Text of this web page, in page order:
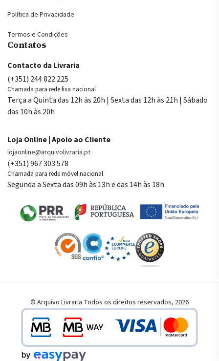
Política de Privacidade
Termos e Condições
Contatos
Contacto da Livraria
(+351) 244 822 225
Chamada para rede fixa nacional
Terça a Quinta das 12h às 20h | Sexta das 12h às 21h | Sábado
das 10h às 20h
Loja Online | Apoio ao Cliente
lojaonline@arquivolivraria.pt
(+351) 967 303 578
Chamada para rede móvel nacional
Segunda a Sexta das 09h às 13h e das 14h às 18h
© Arquivo Livraria Todos os direitos reservados, 2026